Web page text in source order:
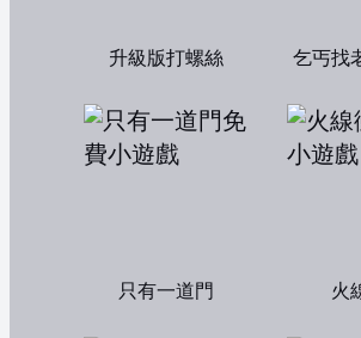
升級版打螺絲 乞丐找
只有一道門 火